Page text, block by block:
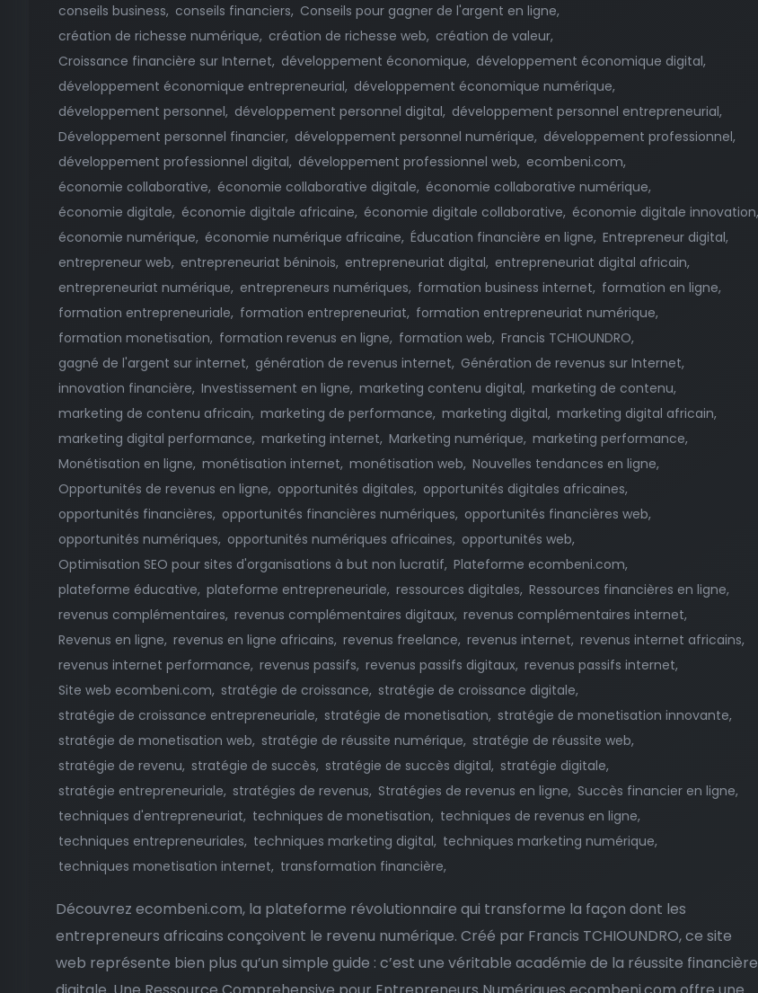
conseils business conseils financiers Conseils pour gagner de l'argent en ligne
création de richesse numérique création de richesse web création de valeur
Croissance financière sur Internet développement économique développement économique digital
développement économique entrepreneurial développement économique numérique
développement personnel développement personnel digital développement personnel entrepreneurial
Développement personnel financier développement personnel numérique développement professionnel
développement professionnel digital développement professionnel web ecombeni.com
économie collaborative économie collaborative digitale économie collaborative numérique
économie digitale économie digitale africaine économie digitale collaborative économie digitale innovation
économie numérique économie numérique africaine Éducation financière en ligne Entrepreneur digital
entrepreneur web entrepreneuriat béninois entrepreneuriat digital entrepreneuriat digital africain
entrepreneuriat numérique entrepreneurs numériques formation business internet formation en ligne
formation entrepreneuriale formation entrepreneuriat formation entrepreneuriat numérique
formation monetisation formation revenus en ligne formation web Francis TCHIOUNDRO
gagné de l'argent sur internet génération de revenus internet Génération de revenus sur Internet
innovation financière Investissement en ligne marketing contenu digital marketing de contenu
marketing de contenu africain marketing de performance marketing digital marketing digital africain
marketing digital performance marketing internet Marketing numérique marketing performance
Monétisation en ligne monétisation internet monétisation web Nouvelles tendances en ligne
Opportunités de revenus en ligne opportunités digitales opportunités digitales africaines
opportunités financières opportunités financières numériques opportunités financières web
opportunités numériques opportunités numériques africaines opportunités web
Optimisation SEO pour sites d'organisations à but non lucratif Plateforme ecombeni.com
plateforme éducative plateforme entrepreneuriale ressources digitales Ressources financières en ligne
revenus complémentaires revenus complémentaires digitaux revenus complémentaires internet
Revenus en ligne revenus en ligne africains revenus freelance revenus internet revenus internet africains
revenus internet performance revenus passifs revenus passifs digitaux revenus passifs internet
Site web ecombeni.com stratégie de croissance stratégie de croissance digitale
stratégie de croissance entrepreneuriale stratégie de monetisation stratégie de monetisation innovante
stratégie de monetisation web stratégie de réussite numérique stratégie de réussite web
stratégie de revenu stratégie de succès stratégie de succès digital stratégie digitale
stratégie entrepreneuriale stratégies de revenus Stratégies de revenus en ligne Succès financier en ligne
techniques d'entrepreneuriat techniques de monetisation techniques de revenus en ligne
techniques entrepreneuriales techniques marketing digital techniques marketing numérique
techniques monetisation internet transformation financière
Découvrez ecombeni.com, la plateforme révolutionnaire qui transforme la façon dont les
entrepreneurs africains conçoivent le revenu numérique. Créé par Francis TCHIOUNDRO, ce site
web représente bien plus qu’un simple guide : c’est une véritable académie de la réussite financière